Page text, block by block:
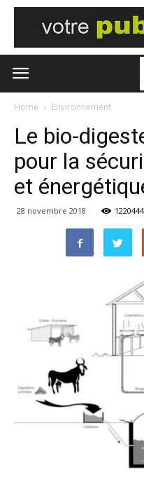
Home Environnement
Le bio-
pour la
et
28 novembre 2018 1220444